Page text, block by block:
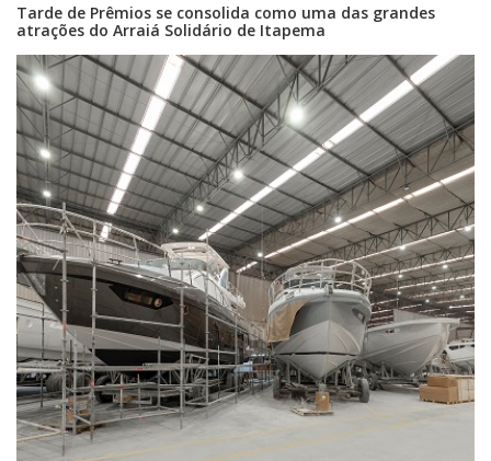
07/08/2026 | 07:00
Itapema se destaca no IDEB e conquista melhor resultado da região
Tarde de Prêmios se consolida como uma das grandes
atrações do Arraiá Solidário de Itapema